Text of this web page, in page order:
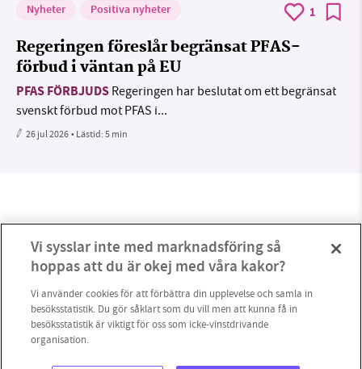
Nyheter Positiva nyheter 1
Regeringen föreslår begränsat PFAS-
förbud i väntan på EU
PFAS FÖRBJUDS Regeringen har beslutat om ett begränsat
svenskt förbud mot PFAS i...
26 jul 2026• Lästid:5 min
Vi sysslar inte med marknadsföring så
hoppas att du är okej med våra kakor?
Vi använder cookies för att förbättra din upplevelse och samla in
besöksstatistik. Du gör såklart som du vill men att kunna få in
besöksstatistik är viktigt för oss som icke-vinstdrivande
organisation.